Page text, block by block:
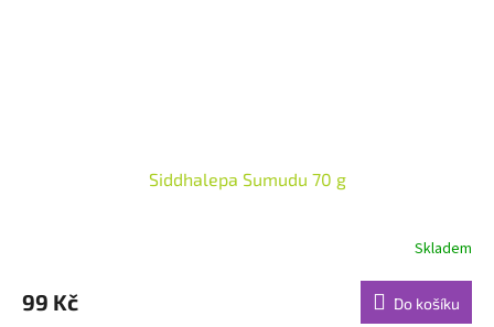
Siddhalepa Sumudu 70 g
produktu
je
Skladem
99 Kč Do košíku